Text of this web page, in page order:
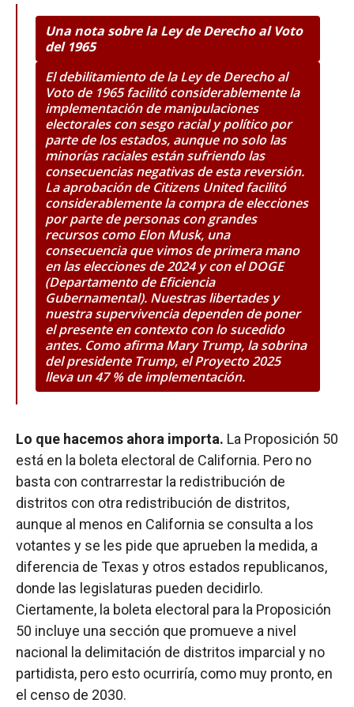
Una nota sobre la Ley de Derecho al Voto
del 1965
El debilitamiento de la Ley de Derecho al
Voto de 1965 facilitó considerablemente la
implementación de manipulaciones
electorales con sesgo racial y político por
parte de los estados, aunque no solo las
minorías raciales están sufriendo las
consecuencias negativas de esta reversión.
La aprobación de Citizens United facilitó
considerablemente la compra de elecciones
por parte de personas con grandes
recursos como Elon Musk, una
consecuencia que vimos de primera mano
en las elecciones de 2024 y con el DOGE
(Departamento de Eficiencia
Gubernamental). Nuestras libertades y
nuestra supervivencia dependen de poner
el presente en contexto con lo sucedido
antes. Como afirma Mary Trump, la sobrina
del presidente Trump, el Proyecto 2025
lleva un 47 % de implementación.
Lo que hacemos ahora importa. La Proposición 50
está en la boleta electoral de California. Pero no
basta con contrarrestar la redistribución de
distritos con otra redistribución de distritos,
aunque al menos en California se consulta a los
votantes y se les pide que aprueben la medida, a
diferencia de Texas y otros estados republicanos,
donde las legislaturas pueden decidirlo.
Ciertamente, la boleta electoral para la Proposición
50 incluye una sección que promueve a nivel
nacional la delimitación de distritos imparcial y no
partidista, pero esto ocurriría, como muy pronto, en
el censo de 2030.